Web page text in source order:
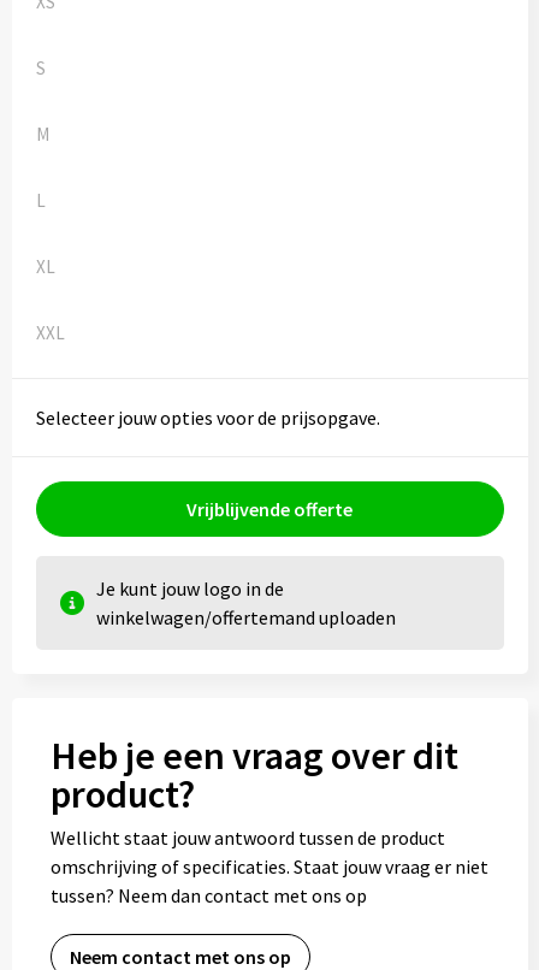
Kledingaccessoires
Ondergoed, Sokken en Nachtkleding
Vesten
S
M
L
XL
XXL
Selecteer jouw opties voor de prijsopgave.
Vrijblijvende offerte
Je kunt jouw logo in de
winkelwagen/offertemand uploaden
Heb je een vraag over dit
product?
Wellicht staat jouw antwoord tussen de product
omschrijving of specificaties. Staat jouw vraag er niet
tussen? Neem dan contact met ons op
Neem contact met ons op